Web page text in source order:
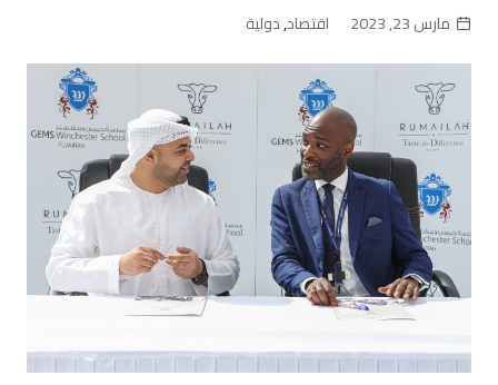
مارس 23, 2023 اقتصاد,دولية